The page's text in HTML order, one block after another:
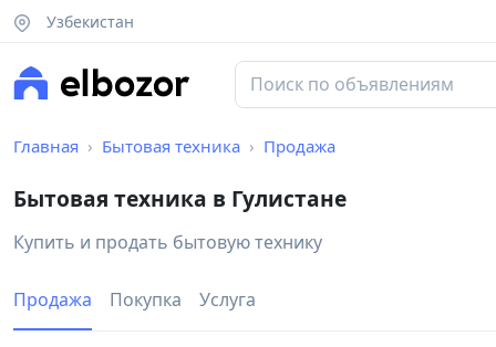
Узбекистан
Главная Бытовая техника Продажа
Бытовая техника в Гулистане
Купить и продать бытовую технику
Продажа Покупка Услуга